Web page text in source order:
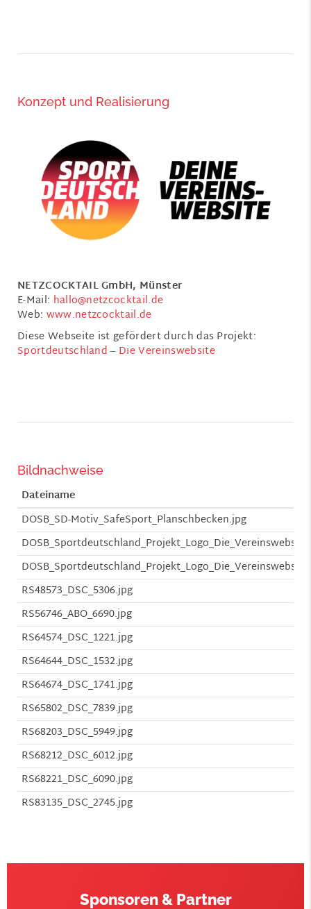
Konzept und Realisierung
NETZCOCKTAIL GmbH, Münster
E-Mail: hallo@netzcocktail.de
Web: www.netzcocktail.de
Diese Webseite ist gefördert durch das Projekt:
Sportdeutschland – Die Vereinswebsite
Bildnachweise
Dateiname
DOSB_SD-Motiv_SafeSport_Planschbecken.jpg
RS48573_DSC_5306.jpg
RS56746_ABO_6690.jpg
RS64574_DSC_1221.jpg
RS64644_DSC_1532.jpg
RS64674_DSC_1741.jpg
RS65802_DSC_7839.jpg
RS68203_DSC_5949.jpg
RS68212_DSC_6012.jpg
RS68221_DSC_6090.jpg
RS83135_DSC_2745.jpg
Sponsoren & Partner